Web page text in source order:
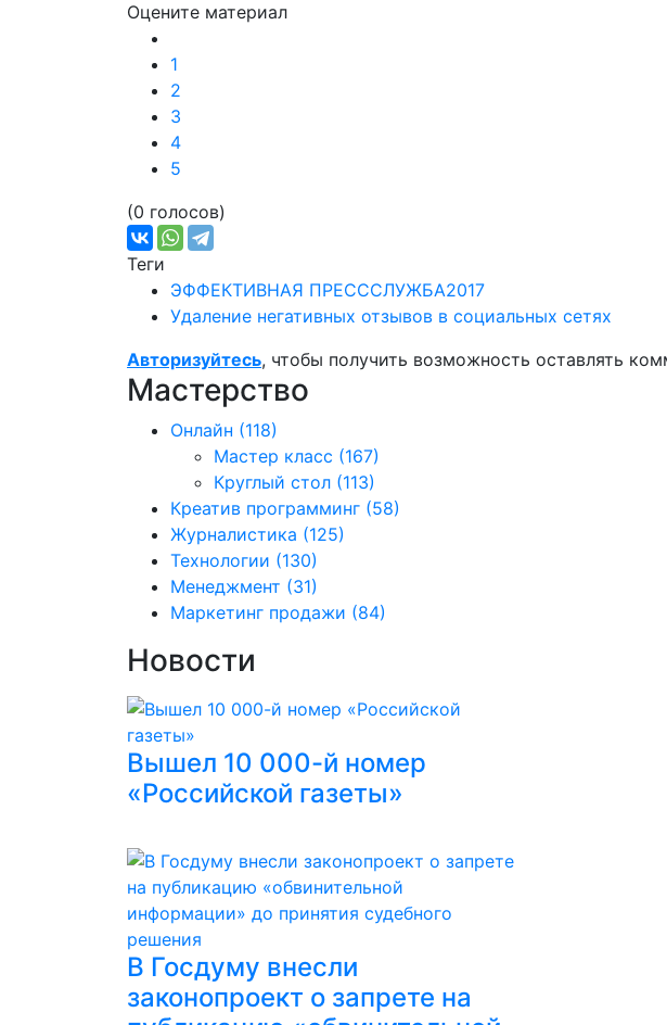
Оцените материал
1
2
3
4
5
(0 голосов)
Теги
ЭФФЕКТИВНАЯ ПРЕСССЛУЖБА2017
Удаление негативных отзывов в социальных сетях
Авторизуйтесь, чтобы получить возможность оставлять
Мастерство
Онлайн (118)
Мастер класс (167)
Круглый стол (113)
Креатив программинг (58)
Журналистика (125)
Технологии (130)
Менеджмент (31)
Маркетинг продажи (84)
Новости
Вышел 10 000-й номер
«Российской газеты»
В Госдуму внесли
законопроект о запрете на